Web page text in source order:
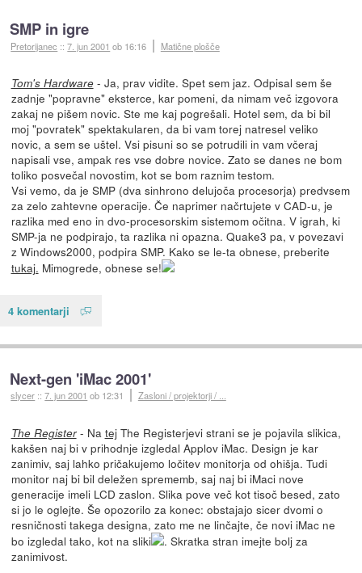
SMP in igre
Pretorijanec ::7. jun 2001 ob 16:16 Matične plošče
Tom's Hardware- Ja, prav vidite. Spet sem jaz. Odpisal sem še
zadnje "popravne" eksterce, kar pomeni, da nimam več izgovora
zakaj ne pišem novic. Ste me kaj pogrešali. Hotel sem, da bi bil
moj "povratek" spektakularen, da bi vam torej natresel veliko
novic, a sem se uštel. Vsi pisuni so se potrudili in vam včeraj
napisali vse, ampak res vse dobre novice. Zato se danes ne bom
toliko posvečal novostim, kot se bom raznim testom.
Vsi vemo, da je SMP (dva sinhrono delujoča procesorja) predvsem
za zelo zahtevne operacije. Če naprimer načrtujete v CAD-u, je
razlika med eno in dvo-procesorskim sistemom očitna. V igrah, ki
SMP-ja ne podpirajo, ta razlika ni opazna. Quake3 pa, v povezavi
z Windows2000, podpira SMP. Kako se le-ta obnese, preberite
tukaj. Mimogrede, obnese se!
4 komentarji
Next-gen 'iMac 2001'
slycer ::7. jun 2001 ob 12:31 Zasloni / projektorji / ...
The Register- Na tejThe Registerjevi strani se je pojavila slikica,
kakšen naj bi v prihodnje izgledal Applov iMac. Design je kar
zanimiv, saj lahko pričakujemo ločitev monitorja od ohišja. Tudi
monitor naj bi bil deležen sprememb, saj naj bi iMaci nove
generacije imeli LCD zaslon. Slika pove več kot tisoč besed, zato
si jo le oglejte. Še opozorilo za konec: obstajajo sicer dvomi o
resničnosti takega designa, zato me ne linčajte, če novi iMac ne
bo izgledal tako, kot na sliki
. Skratka stran imejte bolj za
zanimivost.